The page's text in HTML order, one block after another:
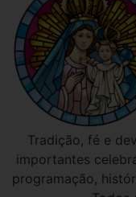
Tradição, fé e
importantes
programação,